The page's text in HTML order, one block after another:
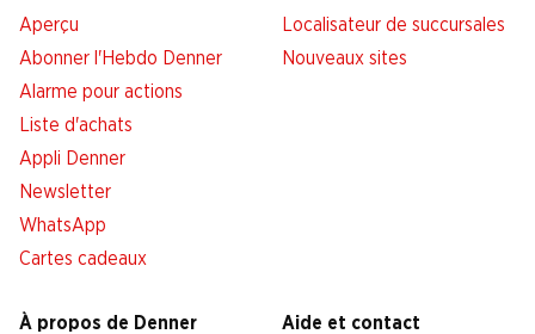
Aperçu
Abonner l'Hebdo Denner
Alarme pour actions
Liste d'achats
Appli Denner
Newsletter
WhatsApp
Cartes cadeaux
Localisateur de succursales
Nouveaux sites
À propos de Denner
Aide et contact